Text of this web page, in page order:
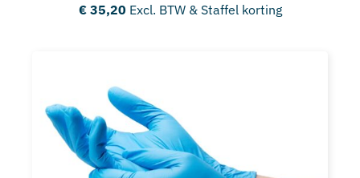
€35,20 Excl. BTW & Staffel korting